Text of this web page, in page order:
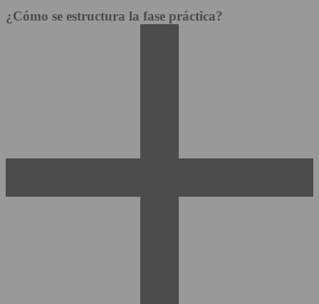
¿Cómo se estructura la fase práctica?